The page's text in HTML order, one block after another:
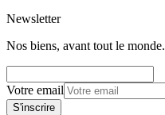
Newsletter
Nos biens, avant tout le monde.
Votre email
S'inscrire